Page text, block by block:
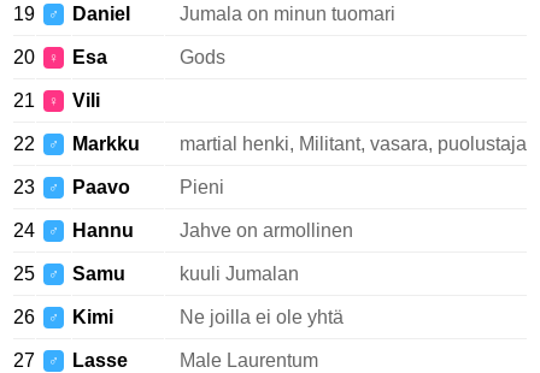
19 ♂ Daniel Jumala on minun tuomari
20 ♀ Esa Gods
21 ♀ Vili
22 ♂ Markku martial henki, Militant, vasara, puolustaja
23 ♂ Paavo Pieni
24 ♂ Hannu Jahve on armollinen
25 ♂ Samu kuuli Jumalan
26 ♂ Kimi Ne joilla ei ole yhtä
27 ♂ Lasse Male Laurentum